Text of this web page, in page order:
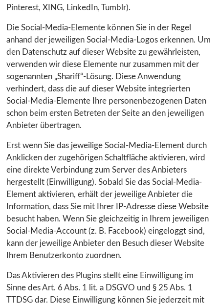
Pinterest, XING, LinkedIn, Tumblr).
Die Social-Media-Elemente können Sie in der Regel
anhand der jeweiligen Social-Media-Logos erkennen. Um
den Datenschutz auf dieser Website zu gewährleisten,
verwenden wir diese Elemente nur zusammen mit der
sogenannten „Shariff“-Lösung. Diese Anwendung
verhindert, dass die auf dieser Website integrierten
Social-Media-Elemente Ihre personenbezogenen Daten
schon beim ersten Betreten der Seite an den jeweiligen
Anbieter übertragen.
Erst wenn Sie das jeweilige Social-Media-Element durch
Anklicken der zugehörigen Schaltfläche aktivieren, wird
eine direkte Verbindung zum Server des Anbieters
hergestellt (Einwilligung). Sobald Sie das Social-Media-
Element aktivieren, erhält der jeweilige Anbieter die
Information, dass Sie mit Ihrer IP-Adresse diese Website
besucht haben. Wenn Sie gleichzeitig in Ihrem jeweiligen
Social-Media-Account (z. B. Facebook) eingeloggt sind,
kann der jeweilige Anbieter den Besuch dieser Website
Ihrem Benutzerkonto zuordnen.
Das Aktivieren des Plugins stellt eine Einwilligung im
Sinne des Art. 6 Abs. 1 lit. a DSGVO und § 25 Abs. 1
TTDSG dar. Diese Einwilligung können Sie jederzeit mit